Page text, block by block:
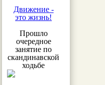
Движение -
это жизнь!
Прошло
очередное
занятие по
скандинавской
ходьбе